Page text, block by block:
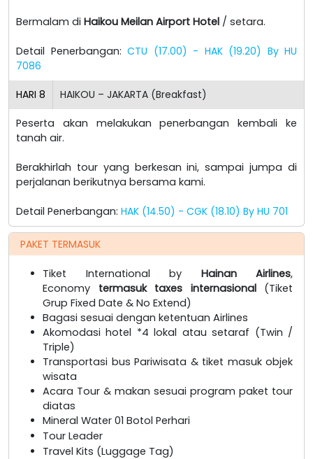
Bermalam di Haikou Meilan Airport Hotel / setara.
Detail Penerbangan: CTU (17.00) - HAK (19.20) By HU
7086
HARI 8 HAIKOU – JAKARTA (Breakfast)
Peserta akan melakukan penerbangan kembali ke
tanah air.
Berakhirlah tour yang berkesan ini, sampai jumpa di
perjalanan berikutnya bersama kami.
Detail Penerbangan: HAK (14.50) - CGK (18.10) By HU 701
PAKET TERMASUK
Tiket International by Hainan Airlines,
Economy termasuk taxes internasional (Tiket
Grup Fixed Date & No Extend)
Bagasi sesuai dengan ketentuan Airlines
Akomodasi hotel *4 lokal atau setaraf (Twin /
Triple)
Transportasi bus Pariwisata & tiket masuk objek
wisata
Acara Tour & makan sesuai program paket tour
diatas
Mineral Water 01 Botol Perhari
Tour Leader
Travel Kits (Luggage Tag)